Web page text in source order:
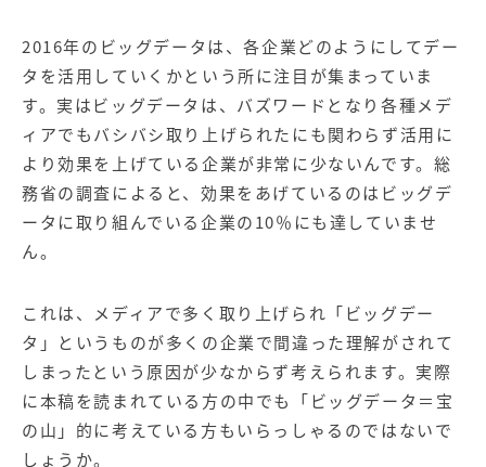
2016年のビッグデータは、各企業どのようにしてデー
タを活用していくかという所に注目が集まっていま
す。実はビッグデータは、バズワードとなり各種メデ
ィアでもバシバシ取り上げられたにも関わらず活用に
より効果を上げている企業が非常に少ないんです。総
務省の調査によると、効果をあげているのはビッグデ
ータに取り組んでいる企業の10％にも達していませ
ん。
これは、メディアで多く取り上げられ「ビッグデー
タ」というものが多くの企業で間違った理解がされて
しまったという原因が少なからず考えられます。実際
に本稿を読まれている方の中でも「ビッグデータ＝宝
の山」的に考えている方もいらっしゃるのではないで
しょうか。